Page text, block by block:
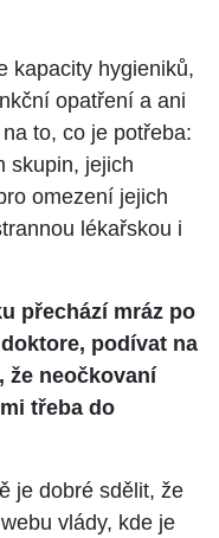
kapacity hygieniků,
opatření a ani
to, co je potřeba:
skupin, jejich
omezení jejich
lékařskou i
přechází mráz po
podívat na
že neočkovaní
třeba do
je dobré sdělit, že
vlády, kde je